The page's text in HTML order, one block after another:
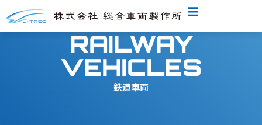
RAILWAY
VEHICLES
鉄道車両